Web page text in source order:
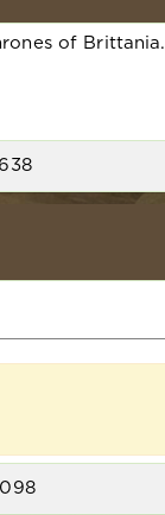
of Brittania.